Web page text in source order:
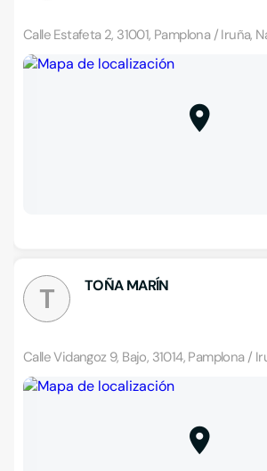
Calle Estafeta 2, 31001, Pamplona / Iruña,
T TOÑA MARÍN
Calle Vidangoz 9, Bajo, 31014, Pamplona /